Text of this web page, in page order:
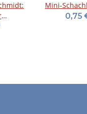
-
Mini-
0,75